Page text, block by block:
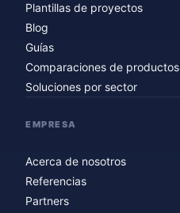
Plantillas de proyectos
Blog
Guías
Comparaciones de productos
Soluciones por sector
EMPRESA
Acerca de nosotros
Referencias
Partners